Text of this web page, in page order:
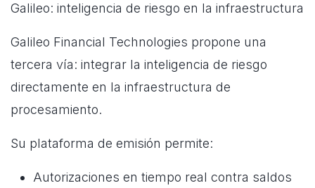
Galileo: inteligencia de riesgo en la infraestructura
Galileo Financial Technologies propone una
tercera vía: integrar la inteligencia de riesgo
directamente en la infraestructura de
procesamiento.
Su plataforma de emisión permite:
Autorizaciones en tiempo real contra saldos